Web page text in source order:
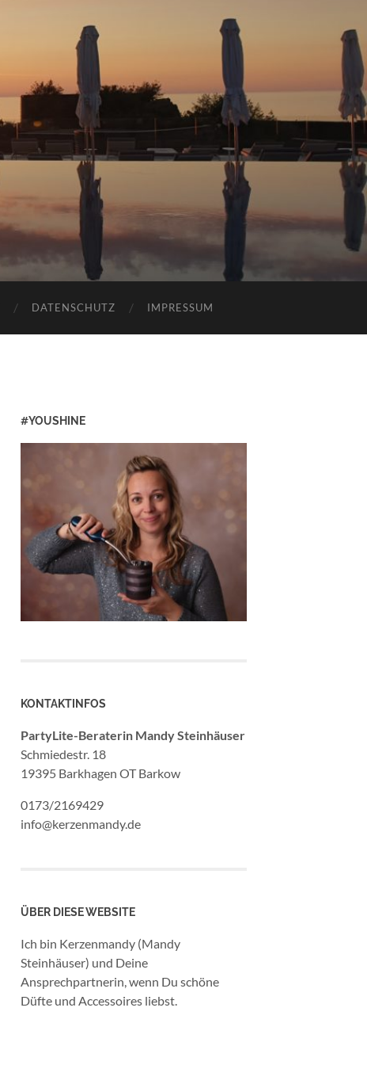
DATENSCHUTZ IMPRESSUM
#YOUSHINE
KONTAKTINFOS
PartyLite-Beraterin Mandy Steinhäuser
Schmiedestr. 18
19395 Barkhagen OT Barkow
0173/2169429
info@kerzenmandy.de
ÜBER DIESE WEBSITE
Ich bin Kerzenmandy (Mandy
Steinhäuser) und Deine
Ansprechpartnerin, wenn Du schöne
Düfte und Accessoires liebst.